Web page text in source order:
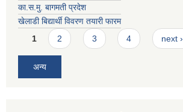
का.स.मु. बागमती प्रदेश
खेलाडी बिद्यार्थी विवरण तयारी फारम
Pages
1 2 3 4 next ›
अन्य